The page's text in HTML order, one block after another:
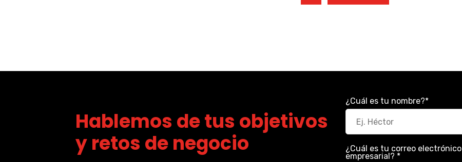
Hablemos de tus objetivos
y retos de negocio
¿Cuál es tu nombre?*
¿Cuál es tu correo electrónico
empresarial? *